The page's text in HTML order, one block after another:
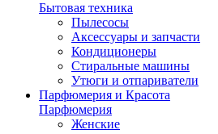
Бытовая техника
Пылесосы
Аксессуары и запчасти
Кондиционеры
Стиральные машины
Утюги и отпариватели
Парфюмерия и Красота
Парфюмерия
Женские